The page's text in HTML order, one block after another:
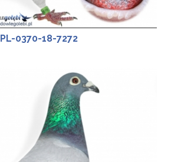
PL-0370-18-7272